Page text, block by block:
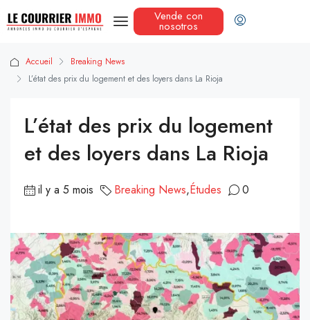
Vende con
nosotros
Accueil
Breaking News
L’état des prix du logement et des loyers dans La Rioja
L’état des prix du logement
et des loyers dans La Rioja
il y a 5 mois Breaking News,Études 0